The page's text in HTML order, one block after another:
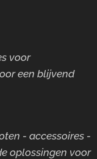
voor
een blijvend
- accessoires -
oplossingen voor